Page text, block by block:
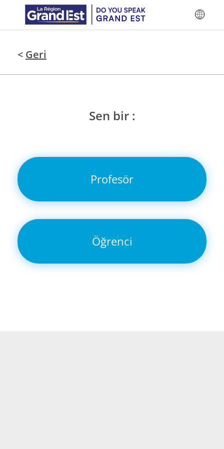
Ana içeriğe atla
< Geri
Sen bir :
Profesör
Öğrenci